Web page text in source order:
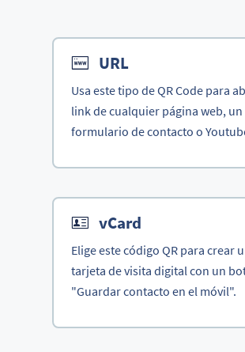
URL
Usa este tipo de QR Code para
link de cualquier página web, un
formulario de contacto o
vCard
Elige este código QR para crear
tarjeta de visita digital con un
"Guardar contacto en el móvil".